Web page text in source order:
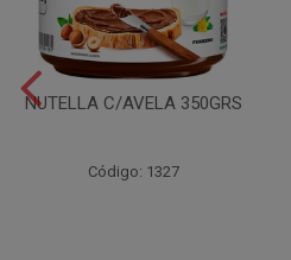
NUTELLA C/AVELA 350GRS
Código: 1327